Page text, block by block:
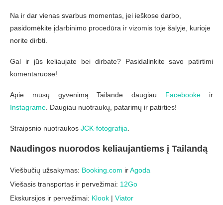
Na ir dar vienas svarbus momentas, jei ieškose darbo,
pasidomėkite įdarbinimo procedūra ir vizomis toje šalyje, kurioje
norite dirbti.
Gal ir jūs keliaujate bei dirbate? Pasidalinkite savo patirtimi
komentaruose!
Apie mūsų gyvenimą Tailande daugiau Facebooke ir
Instagrame . Daugiau nuotraukų, patarimų ir patirties!
Straipsnio nuotraukos JCK-fotografija
Naudingos nuorodos keliaujantiems į Tailandą
Viešbučių užsakymas: Booking.com irAgoda
Viešasis transportas ir pervežimai: 12Go
Ekskursijos ir pervežimai: Klook | Viator